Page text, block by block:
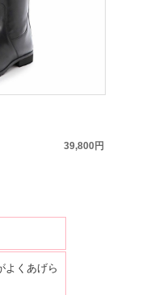
39,800円
よくあげら